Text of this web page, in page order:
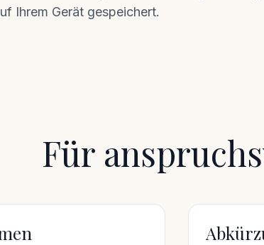
Ihrem Gerät gespeichert.
Für